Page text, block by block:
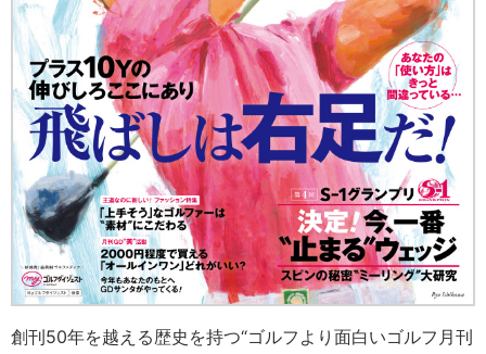
創刊50年を越える歴史を持つ“ゴルフより面白いゴルフ月刊